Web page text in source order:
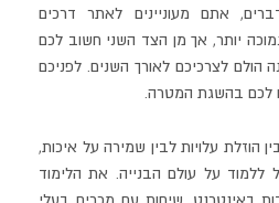
אתם מעוניינים לאתר דרכים
יותר, אך מן הצד השני חשוב לכם
הולם לצרכיכם לאורך השנים. לפניכם
לכם בהשגת המטרה.
הוזלת עלויות לבין שמירה על איכות,
ללמוד על עולם הבנייה. את הלימוד